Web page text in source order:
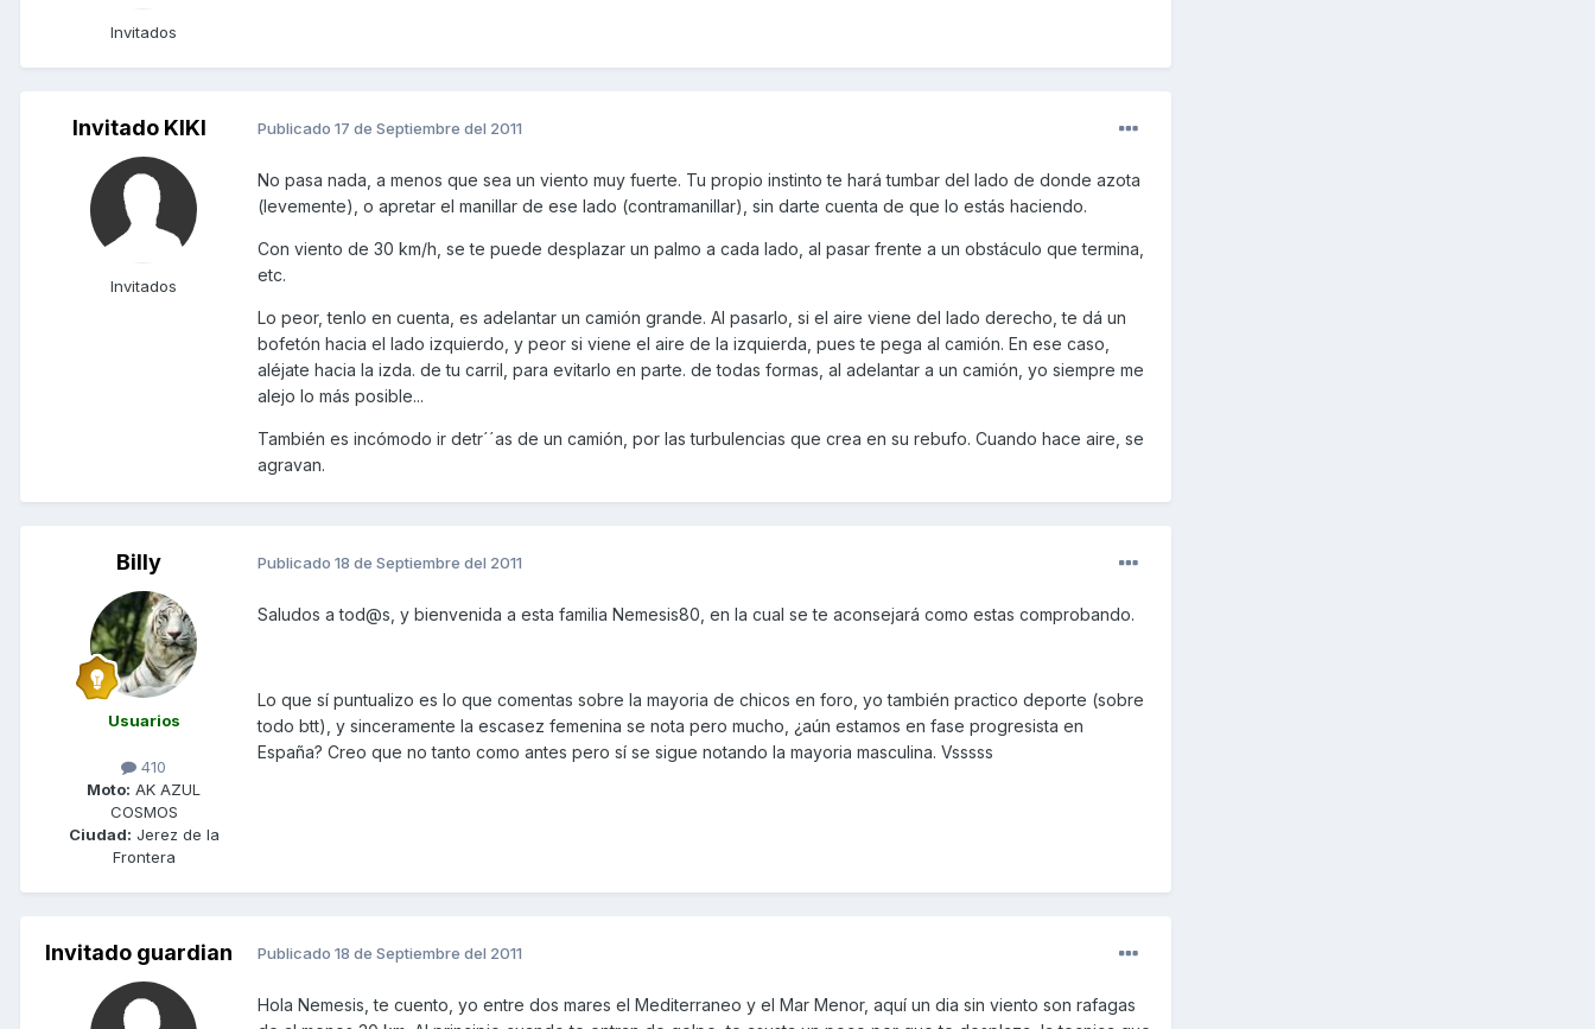
Invitados
Invitado KIKI
Invitados
Publicado 17 de Septiembre del 2011
No pasa nada, a menos que sea un viento muy fuerte. Tu propio instinto te hará tumbar del lado de donde azota
(levemente), o apretar el manillar de ese lado (contramanillar), sin darte cuenta de que lo estás haciendo.
Con viento de 30 km/h, se te puede desplazar un palmo a cada lado, al pasar frente a un obstáculo que termina,
etc.
Lo peor, tenlo en cuenta, es adelantar un camión grande. Al pasarlo, si el aire viene del lado derecho, te dá un
bofetón hacia el lado izquierdo, y peor si viene el aire de la izquierda, pues te pega al camión. En ese caso,
aléjate hacia la izda. de tu carril, para evitarlo en parte. de todas formas, al adelantar a un camión, yo siempre me
alejo lo más posible...
También es incómodo ir detr´´as de un camión, por las turbulencias que crea en su rebufo. Cuando hace aire, se
agravan.
Billy
Usuarios
410
Moto: AK AZUL
COSMOS
Ciudad: Jerez de la
Frontera
Publicado 18 de Septiembre del 2011
Saludos a tod@s, y bienvenida a esta familia Nemesis80, en la cual se te aconsejará como estas comprobando.
Lo que sí puntualizo es lo que comentas sobre la mayoria de chicos en foro, yo también practico deporte (sobre
todo btt), y sinceramente la escasez femenina se nota pero mucho, ¿aún estamos en fase progresista en
España? Creo que no tanto como antes pero sí se sigue notando la mayoria masculina. Vsssss
Invitado guardian Publicado 18 de Septiembre del 2011
Hola Nemesis, te cuento, yo entre dos mares el Mediterraneo y el Mar Menor, aquí un dia sin viento son rafagas